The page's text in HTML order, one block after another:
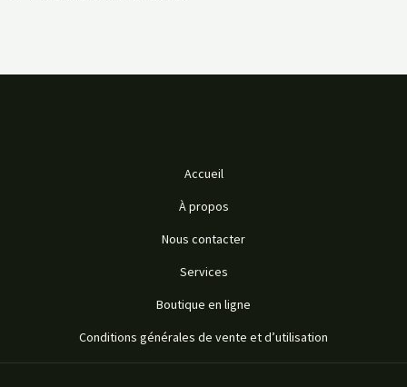
Accueil
À propos
Nous contacter
Services
Boutique en ligne
Conditions générales de vente et d’utilisation